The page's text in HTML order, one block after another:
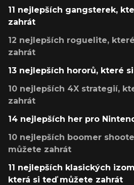
11 nejlepších gangsterek,
zahrát
12 nejlepších roguelite,
zahrát
13 nejlepších hororů, které
10 nejlepších 4X strategií,
zahrát
14 nejlepších her pro
10 nejlepších boomer
můžete zahrát
11 nejlepších klasických
která si teď můžete zahrát